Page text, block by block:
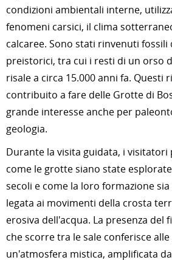
condizioni ambientali interne,
fenomeni carsici, il clima
calcaree. Sono stati rinvenuti fossili
preistorici, tra cui i resti di un orso
risale a circa 15.000 anni fa. Questi
contribuito a fare delle Grotte di
grande interesse anche per
geologia.
Durante la visita guidata, i
come le grotte siano state
secoli e come la loro formazione
legata ai movimenti della crosta
erosiva dell'acqua. La presenza del
che scorre tra le sale conferisce
un'atmosfera mistica, amplificata